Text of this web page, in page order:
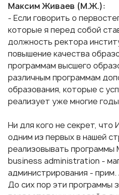
Максим Живаев (М.Ж.):
- Если говорить о
которые я перед собой
должность ректора
повышение качества
программам высшего
различным программам
образования, которые с
реализует уже многие
Ни для кого не секрет,
одним из первых в нашей
реализовывать программы
business administration -
администрирования -
До сих пор эти программы